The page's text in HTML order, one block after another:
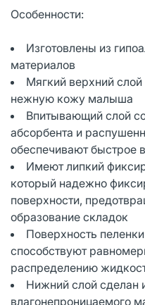
Особенности:
Изготовлены из
материалов
Мягкий верхний
нежную кожу малыша
Впитывающий слой
абсорбента и
обеспечивают быстрое
Имеют липкий
который надежно
поверхности,
образование складок
Поверхность
способствуют
распределению
Нижний слой сделан
влагонепроницаемого